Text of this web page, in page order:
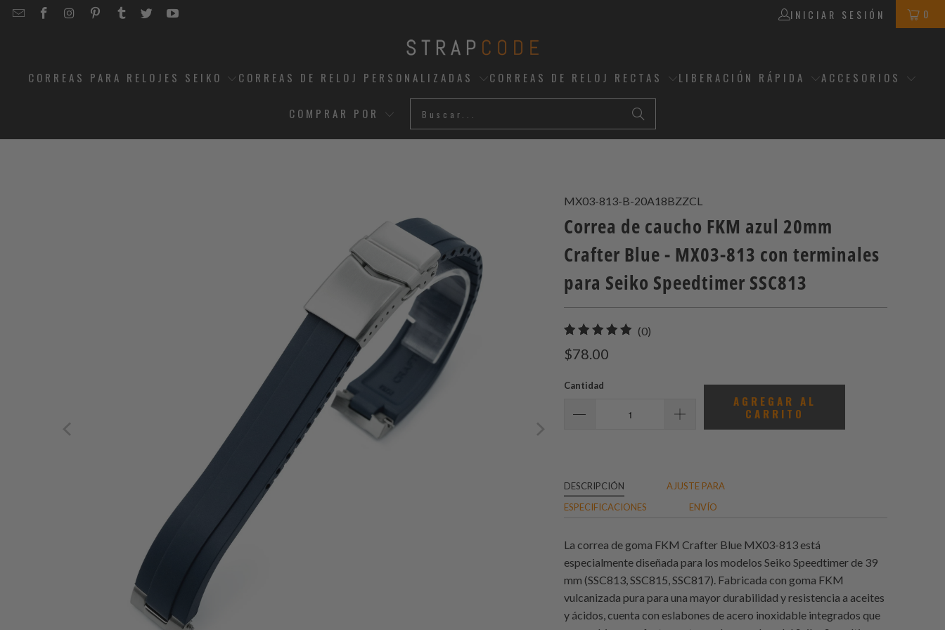
EMAILSTRAPCODE
STRAPCODE
STRAPCODE
STRAPCODE
STRAPCODE
STRAPCODE
INICIAR SESIÓN 0
CORREAS PARA RELOJES SEIKO CORREAS DE RELOJ PERSONALIZADAS CORREAS DE RELOJ RECTAS LIBERACIÓN RÁPIDA ACCESORIOS
COMPRAR POR
MX03-813-B-20A18BZZCL
Correa de caucho FKM azul 20mm
Crafter Blue - MX03-813 con terminales
para Seiko Speedtimer SSC813
(0)
$78.00
Cantidad
AGREGAR AL
CARRITO
DESCRIPCIÓN
AJUSTE PARA
ESPECIFICACIONES
ENVÍO
La correa de goma FKM Crafter Blue MX03-813 está
especialmente diseñada para los modelos Seiko Speedtimer de 39
mm (SSC813, SSC815, SSC817). Fabricada con goma FKM
vulcanizada pura para una mayor durabilidad y resistencia a aceites
y ácidos, cuenta con eslabones de acero inoxidable integrados que